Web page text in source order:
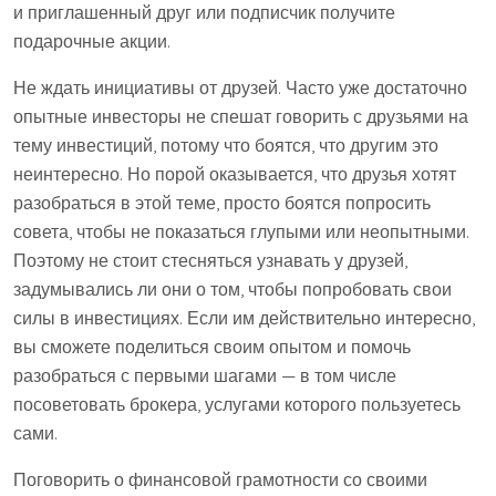
и приглашенный друг или подписчик получите
подарочные акции.
Не ждать инициативы от друзей. Часто уже достаточно
опытные инвесторы не спешат говорить с друзьями на
тему инвестиций, потому что боятся, что другим это
неинтересно. Но порой оказывается, что друзья хотят
разобраться в этой теме, просто боятся попросить
совета, чтобы не показаться глупыми или неопытными.
Поэтому не стоит стесняться узнавать у друзей,
задумывались ли они о том, чтобы попробовать свои
силы в инвестициях. Если им действительно интересно,
вы сможете поделиться своим опытом и помочь
разобраться с первыми шагами — в том числе
посоветовать брокера, услугами которого пользуетесь
сами.
Поговорить о финансовой грамотности со своими